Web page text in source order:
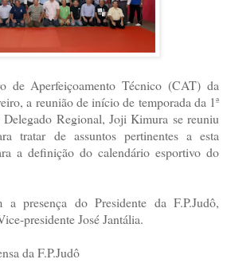
de Aperfeiçoamento Técnico (CAT) da
a reunião de início de temporada da 1ª
Regional, Joji Kimura se reuniu
tratar de assuntos pertinentes a esta
a definição do calendário esportivo do
presença do Presidente da F.P.Judô,
presidente José Jantália.
da F.P.Judô